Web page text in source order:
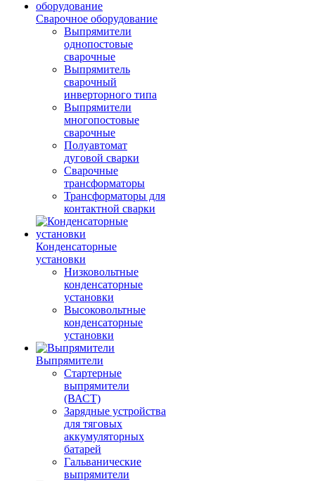
Сварочное оборудование
Выпрямители
однопостовые
сварочные
Выпрямитель
сварочный
инверторного типа
Выпрямители
многопостовые
сварочные
Полуавтомат
дуговой сварки
Сварочные
трансформаторы
Трансформаторы для
контактной сварки
Конденсаторные
установки
Низковольтные
конденсаторные
установки
Высоковольтные
конденсаторные
установки
Выпрямители
Стартерные
выпрямители
(ВАСТ)
Зарядные устройства
для тяговых
аккумуляторных
батарей
Гальванические
выпрямители